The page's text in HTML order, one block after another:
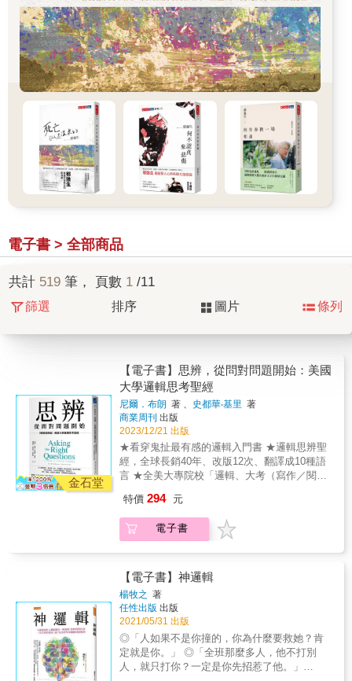
電子書 > 全部商品
共計 519 筆， 頁數 1 /11
篩選 排序 圖片 條列
金石堂
【電子書】思辨，從問對問題開始：美國
大學邏輯思考聖經
尼爾．布朗 著 、 史都華‧基里 著
商業周刊 出版
2023/12/21 出版
★看穿鬼扯最有感的邏輯入門書 ★邏輯思辨聖
經，全球長銷40年、改版12次、翻譯成10種語
言 ★全美大專院校「邏輯、大考（寫作／閱
觀點看來都頭頭是道；每則廣告都對你甜言蜜
語；每場演說都慷慨激昂。 身為批判思考者，
你需要仔細檢視論點，從中識破謬誤。同樣
判性10問&times;自我檢查／提示詞表單／逾
200實例 透過系統性十問，帶你看穿假象，不
再盲信媒體論述、專家說法&hellip;&hellip; 帶
著「問題」去質疑巨量資訊，更能分辨隱藏的
真相與本質。 提問能改善我們正在思考的事
物，有助於改善寫作和發言。熟練這套方法和
態度，從此不用等別人給你答案，就能自己形
成理性決策，抵抗眾聲喧嘩。你將成為有能力
特價 294 元
電子書
【電子書】神邏輯
楊牧之 著
任性出版 出版
2021/05/31 出版
◎「人如果不是你撞的，你為什麼要救她？肯
定就是你。」 ◎「全班那麼多人，他不打別
人，就只打你？一定是你先招惹了他。」